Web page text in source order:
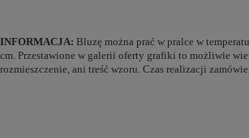
INFORMACJA: Bluzę można prać w pralce w
cm. Przestawione w galerii oferty grafiki to możliwie
rozmieszczenie, ani treść wzoru. Czas realizacji